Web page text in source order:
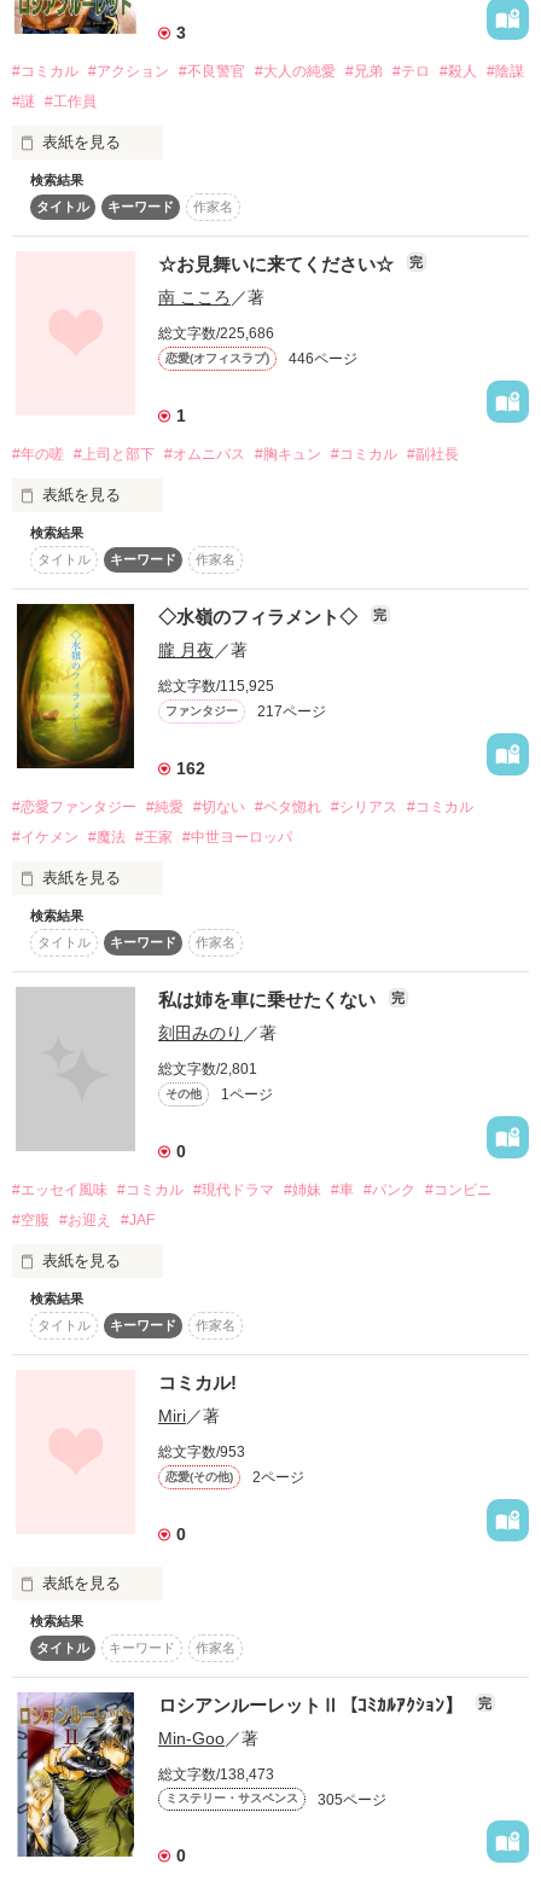
「夫婦の触れ合いも跡継ぎも、必要とはしていない」
恋愛に懲りていたジュリエにとって白い結婚は好都合！と婚約
ルーファスがむかし出会った不敬な少女を、ずっと探している
という話を耳にする。
その不敬な少女とは、まさにジュリエのことで──⁉
バレたら断罪される……と焦ったジュリエは、
しかし彼女の悪妻っぷりは周囲の人々をなぜか虜にしてい
き……？
「君なしではもう、生きていけない」
さらに、嫌われるどころか旦那様も激甘に豹変⁉
『策士な王弟殿下に選ばれた『いわくつき』令嬢は、お飾り妻
作品を読む
のことを大切にしてくれて。
だから私は不思議になる、なぜこんなに大切にしてくれるのだ
実家で蔑ろにされていた令嬢の、思いがけない結婚から始まる
作品を読む
3
#コミカル #アクション #不良警官 #大人の純愛 #兄弟 #テロ #殺人
#陰謀
#謎
#工作員
表紙を見る
10年ぶりに現れた
そいつは俺にこう言った。
「防衛省事務次官
『久米沢和馬』一家を
それは依頼ではなく
強制だった。
善か悪か
敵か味方か
【ロシアンルーレット】
おとぼけ皆人(ﾐﾅﾄ)の珍活躍
笑ってやってください。
でも彼
あいにく本気です……
リアリティ『０』!!
ハチャメチャコミカルアクション
検索結果
タイトル
キーワード 作家名
☆お見舞いに来てください☆ 完
南 こころ ／著
総文字数/225,686
恋愛(オフィスラブ) 446ページ
1
#年の嗟 #上司と部下 #オムニバス #胸キュン #コミカル #副社長
表紙を見る
大人のゆるふわ短編集。
素敵な恋は色々な場所で…☆
それぞれの恋愛模様。
※現在誤字脱字修正中です。
作品を読む
検索結果
タイトル
キーワード 作家名
◇水嶺のフィラメント◇ 完
朧 月夜 ／著
総文字数/115,925
ファンタジー 217ページ
162
#恋愛ファンタジー #純愛 #切ない #ベタ惚れ #シリアス
#コミカル
#イケメン
#魔法 #王家 #中世ヨーロッパ
表紙を見る
この水嶺（すいれい）に遊ぶ
二つの命（フィラメント）に、
水の波は音を奏で、
砂の舞は音を纏う。
あたかも糸と糸が縒りそうように
一本に紡がれて、
水面に伸びたその穂先は、
地下洞にこの世のものとは思えぬほどの
まばゆい光を発した──
検索結果
タイトル
キーワード 作家名
私は姉を車に乗せたくない 完
刻田みのり ／著
総文字数/2,801
その他 1ページ
0
#エッセイ風味 #コミカル #現代ドラマ #姉妹 #車 #パンク
#コンビニ
#空腹
#お迎え #JAF
表紙を見る
これはとある姉妹のお話。
仲が良いのか悪いのか。
管理栄養士の姉と大学生の妹が出てきます。
語りは妹、というか姉に任せたらえらいことになりまして……
正直、妹もなかなかなのですが姉よりは向いているかと。
あ、とりあえずみなさんは交通ルールを守って安全第一に運転
よし、これならまともな話っぽく紹介できたはず。
検索結果
タイトル
キーワード 作家名
コミカル!
Miri／著
総文字数/953
恋愛(その他) 2ページ
0
表紙を見る
私にもついに春が到来かぁぁぁぁぁぁっ!
作品を読む
検索結果
タイトル
キーワード 作家名
ロシアンルーレットⅡ【ｺﾐｶﾙｱｸｼｮﾝ】 完
Min-Goo／著
総文字数/138,473
ミステリー・サスペンス 305ページ
0